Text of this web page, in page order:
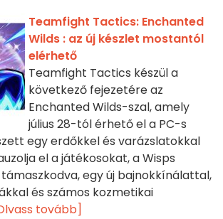
Teamfight Tactics: Enchanted
Wilds : az új készlet mostantól
elérhető
Teamfight Tactics készül a
következő fejezetére az
Enchanted Wilds-szal, amely
július 28-tól érhető el a PC-s
egy erdőkkel és varázslatokkal
el a játékosokat, a Wisps
egy új bajnokkínálattal,
és számos kozmetikai
tovább]